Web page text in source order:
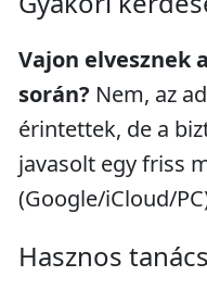
Vajon elvesznek
során? Nem, az
érintettek, de a
javasolt egy friss
(Google/iCloud/
Hasznos